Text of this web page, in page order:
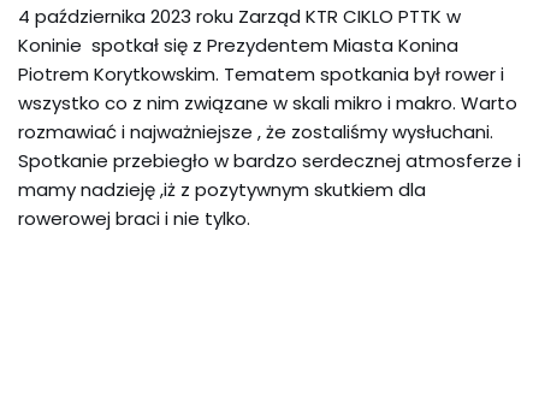
4 października 2023 roku Zarząd KTR CIKLO PTTK w
Koninie spotkał się z Prezydentem Miasta Konina
Piotrem Korytkowskim. Tematem spotkania był rower i
wszystko co z nim związane w skali mikro i makro. Warto
rozmawiać i najważniejsze , że zostaliśmy wysłuchani.
Spotkanie przebiegło w bardzo serdecznej atmosferze i
mamy nadzieję ,iż z pozytywnym skutkiem dla
rowerowej braci i nie tylko.